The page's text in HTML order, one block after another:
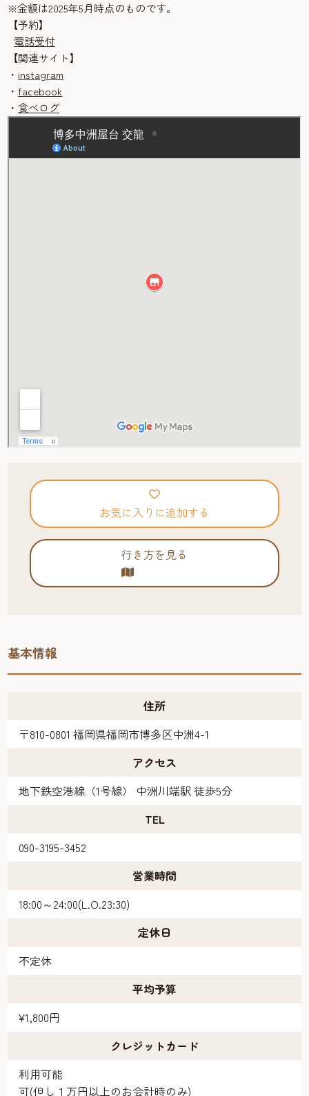
※金額は2025年5月時点のものです。
【予約】
電話受付
【関連サイト】
・ instagram
・facebook
・食べログ
お気に入りに追加する
行き方を見る
基本情報
住所
〒810-0801 福岡県福岡市博多区中洲4-1
アクセス
地下鉄空港線（1号線） 中洲川端駅 徒歩5分
TEL
090-3195-3452
営業時間
18:00～24:00(L.O.23:30)
定休日
不定休
平均予算
¥1,800円
クレジットカード
利用可能
可(但し１万円以上のお会計時のみ)